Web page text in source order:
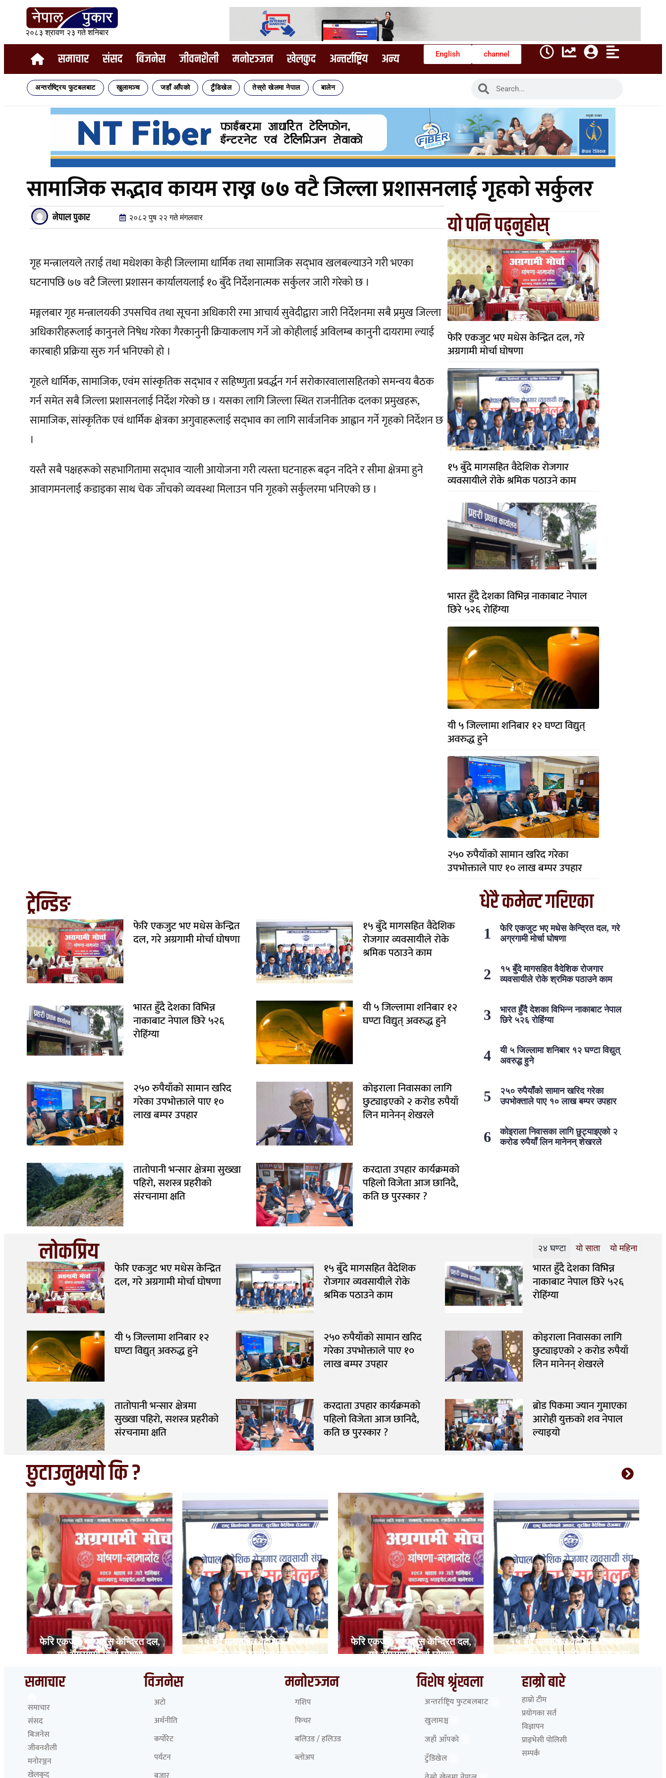
२०८३ श्रावण २३ गते शनिबार
समाचार संसद बिजनेस जीवनशैली मनोरञ्जन खेलकुद अन्तर्राष्ट्रिय अन्य English channel
अन्तर्राष्ट्रिय फुटबलबाट खुलामञ्च जहाँ आँपको टुँडिखेल तेस्रो खेलमा नेपाल बालेन
सामाजिक सद्भाव कायम राख्न ७७ वटै जिल्ला प्रशासनलाई गृहको सर्कुलर
नेपाल पुकार २०८२ पुष २२ गते मंगलवार
गृह मन्त्रालयले तराई तथा मधेशका केही जिल्लामा धार्मिक तथा सामाजिक सद्‌भाव खलबल्याउने गरी भएका
घटनापछि ७७ वटै जिल्ला प्रशासन कार्यालयलाई १० बुँदे निर्देशनात्मक सर्कुलर जारी गरेको छ ।
मङ्गलबार गृह मन्त्रालयकी उपसचिव तथा सूचना अधिकारी रमा आचार्य सुवेदीद्वारा जारी निर्देशनमा सबै प्रमुख जिल्ला
अधिकारीहरूलाई कानुनले निषेध गरेका गैरकानुनी क्रियाकलाप गर्ने जो कोहीलाई अविलम्ब कानुनी दायरामा ल्याई
कारबाही प्रक्रिया सुरु गर्न भनिएको हो ।
गृहले धार्मिक, सामाजिक, एवंम सांस्कृतिक सद्‌भाव र सहिष्णुता प्रवर्द्धन गर्न सरोकारवालासहितको समन्वय बैठक
गर्न समेत सबै जिल्ला प्रशासनलाई निर्देश गरेको छ । यसका लागि जिल्ला स्थित राजनीतिक दलका प्रमुखहरू,
सामाजिक, सांस्कृतिक एवं धार्मिक क्षेत्रका अगुवाहरूलाई सद्‌भाव का लागि सार्वजनिक आह्वान गर्ने गृहको निर्देशन छ
।
यस्तै सबै पक्षहरूको सहभागितामा सद्‌भाव र्‍याली आयोजना गरी त्यस्ता घटनाहरू बढ्न नदिने र सीमा क्षेत्रमा हुने
आवागमनलाई कडाइका साथ चेक जाँचको व्यवस्था मिलाउन पनि गृहको सर्कुलरमा भनिएको छ ।
यो पनि पढ्नुहोस्
फेरि एकजुट भए मधेस केन्द्रित दल, गरे
अग्रगामी मोर्चा घोषणा
१५ बुँदे मागसहित वैदेशिक रोजगार
व्यवसायीले रोके श्रमिक पठाउने काम
भारत हुँदै देशका विभिन्न नाकाबाट नेपाल
छिरे ५२६ रोहिंग्या
यी ५ जिल्लामा शनिबार १२ घण्टा विद्युत्
अवरुद्ध हुने
२५० रुपैयाँको सामान खरिद गरेका
उपभोक्ताले पाए १० लाख बम्पर उपहार
ट्रेन्डिङ
फेरि एकजुट भए मधेस केन्द्रित
दल, गरे अग्रगामी मोर्चा घोषणा
१५ बुँदे मागसहित वैदेशिक
रोजगार व्यवसायीले रोके
श्रमिक पठाउने काम
भारत हुँदै देशका विभिन्न
नाकाबाट नेपाल छिरे ५२६
रोहिंग्या
यी ५ जिल्लामा शनिबार १२
घण्टा विद्युत् अवरुद्ध हुने
२५० रुपैयाँको सामान खरिद
गरेका उपभोक्ताले पाए १०
लाख बम्पर उपहार
कोइराला निवासका लागि
छुट्याइएको २ करोड रुपैयाँ
लिन मानेनन् शेखरले
तातोपानी भन्सार क्षेत्रमा सुख्खा
पहिरो, सशस्त्र प्रहरीको
संरचनामा क्षति
करदाता उपहार कार्यक्रमको
पहिलो विजेता आज छानिदै,
कति छ पुरस्कार ?
धेरै कमेन्ट गरिएका
फेरि एकजुट भए मधेस केन्द्रित दल, गरे
अग्रगामी मोर्चा घोषणा
१५ बुँदे मागसहित वैदेशिक रोजगार
व्यवसायीले रोके श्रमिक पठाउने काम
भारत हुँदै देशका विभिन्न नाकाबाट नेपाल
छिरे ५२६ रोहिंग्या
यी ५ जिल्लामा शनिबार १२ घण्टा विद्युत्
अवरुद्ध हुने
२५० रुपैयाँको सामान खरिद गरेका
उपभोक्ताले पाए १० लाख बम्पर उपहार
कोइराला निवासका लागि छुट्याइएको २
करोड रुपैयाँ लिन मानेनन् शेखरले
लोकप्रिय २४ घण्टा यो साता यो महिना
फेरि एकजुट भए मधेस केन्द्रित
दल, गरे अग्रगामी मोर्चा घोषणा
१५ बुँदे मागसहित वैदेशिक
रोजगार व्यवसायीले रोके
श्रमिक पठाउने काम
भारत हुँदै देशका विभिन्न
नाकाबाट नेपाल छिरे ५२६
रोहिंग्या
यी ५ जिल्लामा शनिबार १२
घण्टा विद्युत् अवरुद्ध हुने
२५० रुपैयाँको सामान खरिद
गरेका उपभोक्ताले पाए १०
लाख बम्पर उपहार
कोइराला निवासका लागि
छुट्याइएको २ करोड रुपैयाँ
लिन मानेनन् शेखरले
तातोपानी भन्सार क्षेत्रमा
सुख्खा पहिरो, सशस्त्र प्रहरीको
संरचनामा क्षति
करदाता उपहार कार्यक्रमको
पहिलो विजेता आज छानिदै,
कति छ पुरस्कार ?
ब्रोड पिकमा ज्यान गुमाएका
आरोही युक्तको शव नेपाल
ल्याइयो
छुटाउनुभयो कि ?
फेरि एकजुट भए मधेस केन्द्रित दल,
गरे अग्रगामी मोर्चा घोषणा
१५ बुँदे मागसहित वैदेशिक रोजगार
व्यवसायीले रोके श्रमिक पठाउने काम
फेरि एकजुट भए मधेस केन्द्रित दल,
गरे अग्रगामी मोर्चा घोषणा
१५ बुँदे मागसहित वैदेशिक रोजगार
व्यवसायीले रोके श्रमिक पठाउने काम
समाचार
समाचार
संसद
बिजनेस
जीवनशैली
मनोरञ्जन
खेलकुद
विजनेस
अटो
अर्थनीति
कर्पोरेट
पर्यटन
मनोरञ्जन
गशिप
फिचर
बलिउड / हलिउड
ब्लोअप
विशेष श्रृंखला
अन्तर्राष्ट्रिय फुटबलबाट
खुलामञ्च
जहाँ आँपको
टुँडिखेल
हाम्रो बारे
हाम्रो टीम
प्रयोगका सर्त
विज्ञापन
प्राइभेसी पोलिसी
सम्पर्क